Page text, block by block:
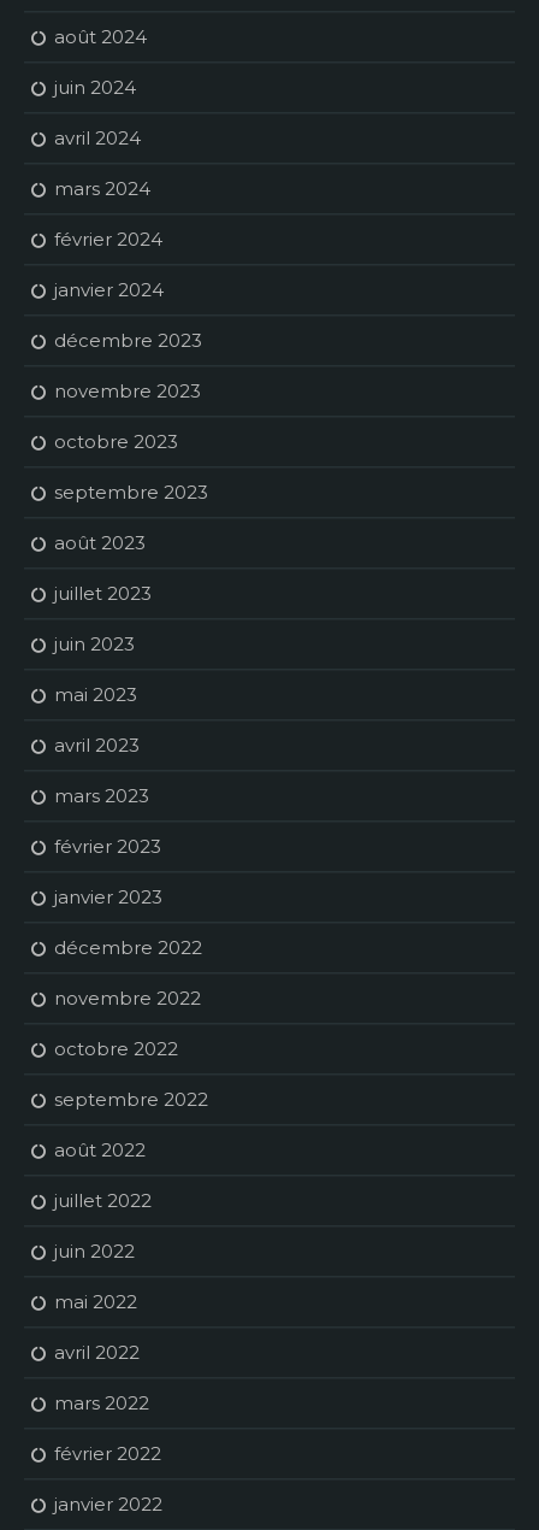
août 2024
juin 2024
avril 2024
mars 2024
février 2024
janvier 2024
décembre 2023
novembre 2023
octobre 2023
septembre 2023
août 2023
juillet 2023
juin 2023
mai 2023
avril 2023
mars 2023
février 2023
janvier 2023
décembre 2022
novembre 2022
octobre 2022
septembre 2022
août 2022
juillet 2022
juin 2022
mai 2022
avril 2022
mars 2022
février 2022
janvier 2022